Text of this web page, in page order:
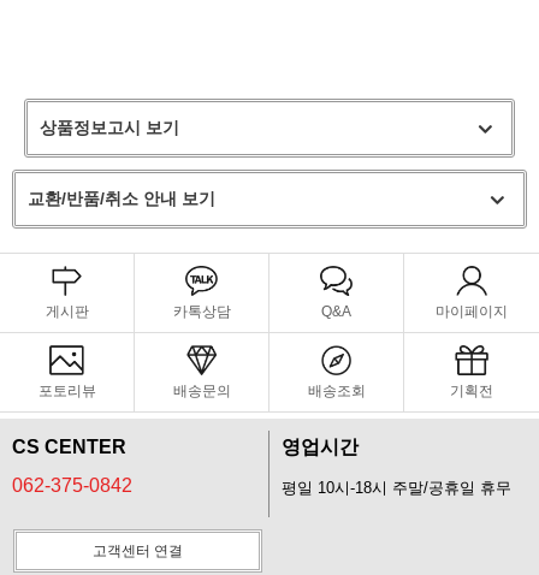
상품정보고시 보기
교환/반품/취소 안내 보기
게시판 카톡상담 Q&A 마이페이지
포토리뷰 배송문의 배송조회 기획전
CS CENTER
062-375-0842
영업시간
평일 10시-18시 주말/공휴일 휴무
고객센터 연결